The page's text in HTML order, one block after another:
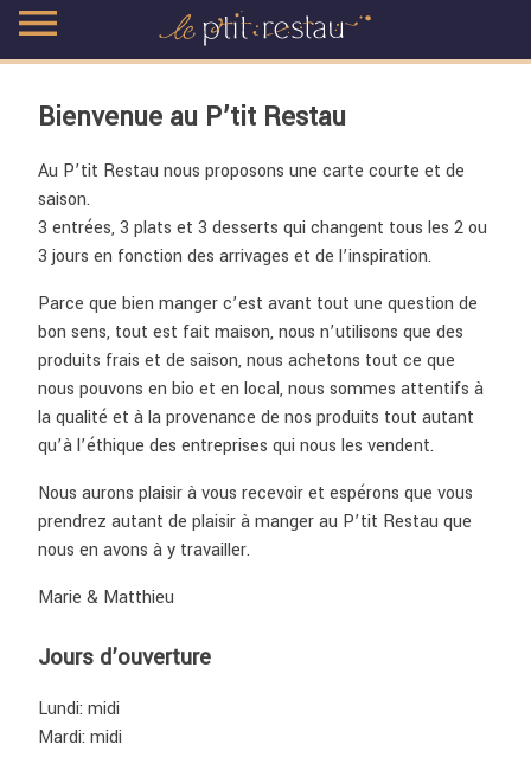
Skip
contentBienvenue au P’tit Restau
Au P’tit Restau nous proposons une carte courte et de
saison.
3 entrées, 3 plats et 3 desserts qui changent tous les 2 ou
3 jours en fonction des arrivages et de l’inspiration.
Parce que bien manger c’est avant tout une question de
bon sens, tout est fait maison, nous n’utilisons que des
produits frais et de saison, nous achetons tout ce que
nous pouvons en bio et en local, nous sommes attentifs à
la qualité et à la provenance de nos produits tout autant
qu’à l’éthique des entreprises qui nous les vendent.
Nous aurons plaisir à vous recevoir et espérons que vous
prendrez autant de plaisir à manger au P’tit Restau que
nous en avons à y travailler.
Marie & Matthieu
Jours d’ouverture
Lundi: midi
Mardi: midi